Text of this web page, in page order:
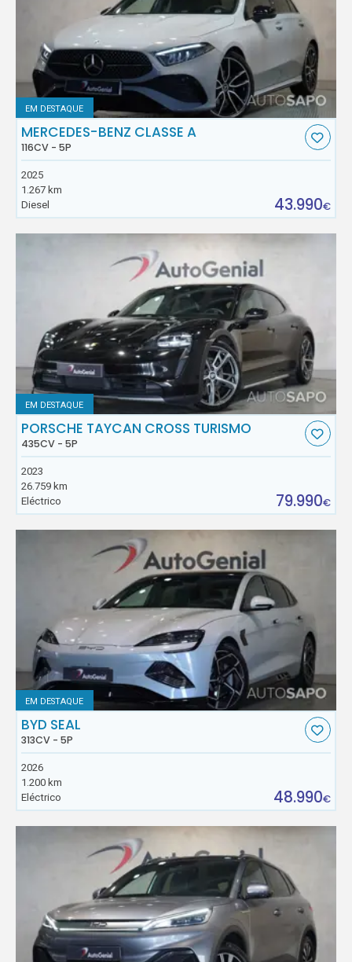
EM DESTAQUE
MERCEDES-BENZ CLASSE A
116CV - 5P
2025
1.267 km
Diesel
43.990€
EM DESTAQUE
PORSCHE TAYCAN CROSS TURISMO
435CV - 5P
2023
26.759 km
Eléctrico
79.990€
EM DESTAQUE
BYD SEAL
313CV - 5P
2026
1.200 km
Eléctrico
48.990€